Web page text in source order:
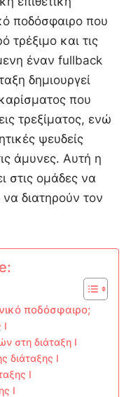
ποδόσφαιρο που
τρέξιμο και τις
έναν fullback
δημιουργεί
που
τρεξίματος, ενώ
ψευδείς
άμυνες. Αυτή η
στις ομάδες να
διατηρούν τον
ποδόσφαιρο;
I
στη διάταξη I
διάταξης I
I
I